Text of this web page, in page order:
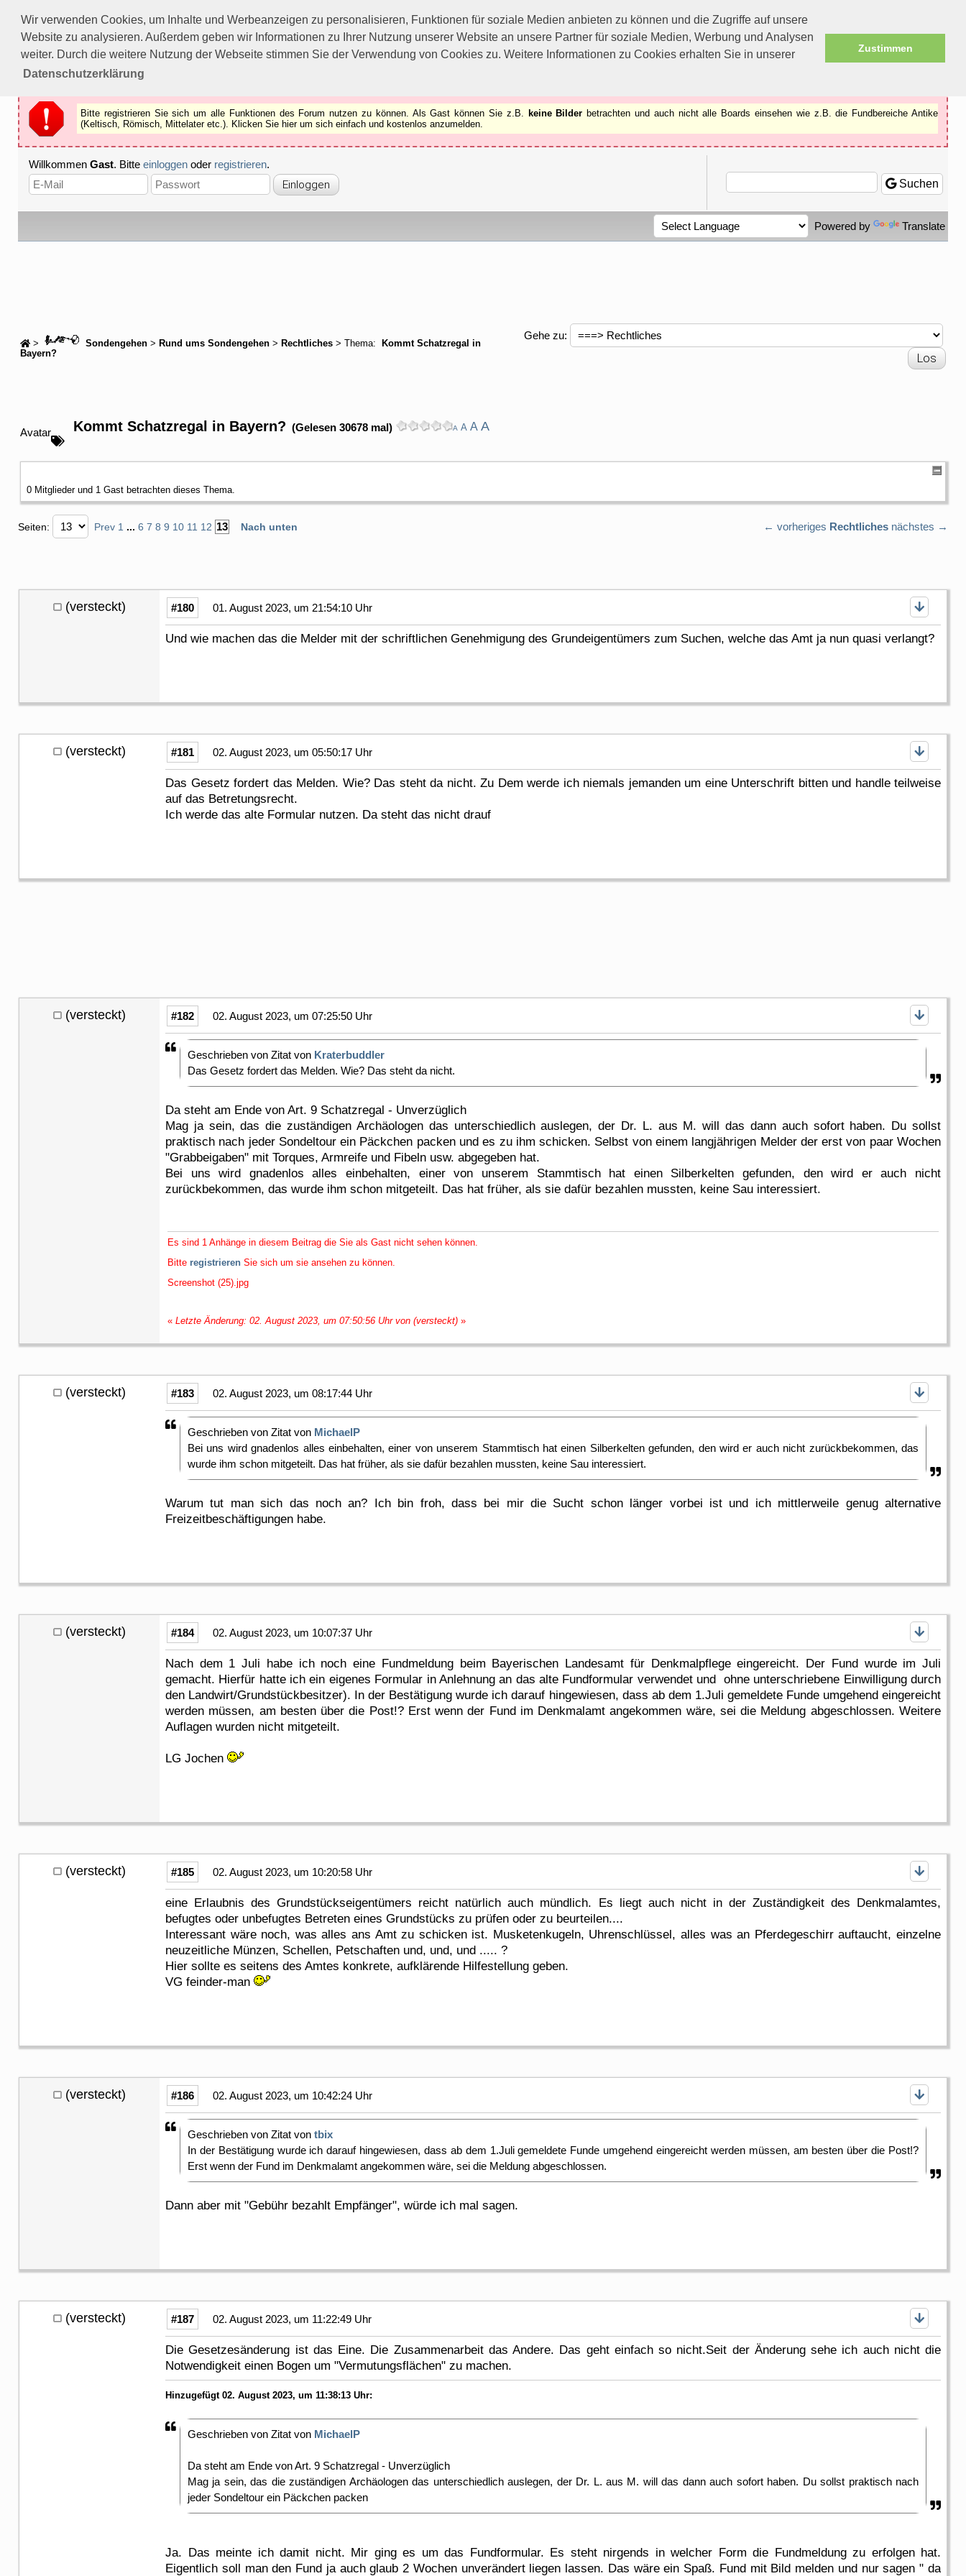
Wir verwenden Cookies, um Inhalte und Werbeanzeigen zu personalisieren, Funktionen für soziale Medien anbieten zu können und die Zugriffe auf unsere
Website zu analysieren. Außerdem geben wir Informationen zu Ihrer Nutzung unserer Website an unsere Partner für soziale Medien, Werbung und Analysen
weiter. Durch die weitere Nutzung der Webseite stimmen Sie der Verwendung von Cookies zu. Weitere Informationen zu Cookies erhalten Sie in unserer
Datenschutzerklärung
Zustimmen
Bitte registrieren Sie sich um alle Funktionen des Forums nutzen zu können.
Als Gast können Sie z.B.keine Bilderbetrachten.
Registrieren
Schliessen
Bitte registrieren Sie sich um alle Funktionen des Forum nutzen zu können. Als Gast können Sie z.B. keine Bilder betrachten und auch nicht alle Boards einsehen wie z.B. die Fundbereiche Antike
(Keltisch, Römisch, Mittelater etc.). Klicken Sie hier um sich einfach und kostenlos anzumelden.
Willkommen Gast. Bitte einloggen oder registrieren.
Suchen
Powered by Translate
> Sondengehen > Rund ums Sondengehen > Rechtliches > Thema:
Kommt Schatzregal in
Bayern?
Gehe zu:
Avatar Kommt Schatzregal in Bayern? (Gelesen 30678 mal) A A A A
0 Mitglieder und 1 Gast betrachten dieses Thema.
Seiten: Prev 1 ... 6 7 8 9 10 11 12 13 Nach unten ← vorheriges Rechtliches nächstes →
(versteckt) #180 01. August 2023, um 21:54:10 Uhr
Und wie machen das die Melder mit der schriftlichen Genehmigung des Grundeigentümers zum Suchen, welche das Amt ja nun quasi verlangt?
(versteckt) #181 02. August 2023, um 05:50:17 Uhr
Das Gesetz fordert das Melden. Wie? Das steht da nicht. Zu Dem werde ich niemals jemanden um eine Unterschrift bitten und handle teilweise
auf das Betretungsrecht.
Ich werde das alte Formular nutzen. Da steht das nicht drauf
(versteckt) #182 02. August 2023, um 07:25:50 Uhr
Geschrieben von Zitat von Kraterbuddler
Das Gesetz fordert das Melden. Wie? Das steht da nicht.
Da steht am Ende von Art. 9 Schatzregal - Unverzüglich
Mag ja sein, das die zuständigen Archäologen das unterschiedlich auslegen, der Dr. L. aus M. will das dann auch sofort haben. Du sollst
praktisch nach jeder Sondeltour ein Päckchen packen und es zu ihm schicken. Selbst von einem langjährigen Melder der erst von paar Wochen
"Grabbeigaben" mit Torques, Armreife und Fibeln usw. abgegeben hat.
Bei uns wird gnadenlos alles einbehalten, einer von unserem Stammtisch hat einen Silberkelten gefunden, den wird er auch nicht
zurückbekommen, das wurde ihm schon mitgeteilt. Das hat früher, als sie dafür bezahlen mussten, keine Sau interessiert.
Es sind 1 Anhänge in diesem Beitrag die Sie als Gast nicht sehen können.
Bitte registrieren Sie sich um sie ansehen zu können.
Screenshot (25).jpg
« Letzte Änderung: 02. August 2023, um 07:50:56 Uhr von (versteckt) »
(versteckt) #183 02. August 2023, um 08:17:44 Uhr
Geschrieben von Zitat von MichaelP
Bei uns wird gnadenlos alles einbehalten, einer von unserem Stammtisch hat einen Silberkelten gefunden, den wird er auch nicht zurückbekommen, das
wurde ihm schon mitgeteilt. Das hat früher, als sie dafür bezahlen mussten, keine Sau interessiert.
Warum tut man sich das noch an? Ich bin froh, dass bei mir die Sucht schon länger vorbei ist und ich mittlerweile genug alternative
Freizeitbeschäftigungen habe.
(versteckt) #184 02. August 2023, um 10:07:37 Uhr
Nach dem 1 Juli habe ich noch eine Fundmeldung beim Bayerischen Landesamt für Denkmalpflege eingereicht. Der Fund wurde im Juli
gemacht. Hierfür hatte ich ein eigenes Formular in Anlehnung an das alte Fundformular verwendet und ohne unterschriebene Einwilligung durch
den Landwirt/Grundstückbesitzer). In der Bestätigung wurde ich darauf hingewiesen, dass ab dem 1.Juli gemeldete Funde umgehend eingereicht
werden müssen, am besten über die Post!? Erst wenn der Fund im Denkmalamt angekommen wäre, sei die Meldung abgeschlossen. Weitere
Auflagen wurden nicht mitgeteilt.
LG Jochen
(versteckt) #185 02. August 2023, um 10:20:58 Uhr
eine Erlaubnis des Grundstückseigentümers reicht natürlich auch mündlich. Es liegt auch nicht in der Zuständigkeit des Denkmalamtes,
befugtes oder unbefugtes Betreten eines Grundstücks zu prüfen oder zu beurteilen....
Interessant wäre noch, was alles ans Amt zu schicken ist. Musketenkugeln, Uhrenschlüssel, alles was an Pferdegeschirr auftaucht, einzelne
neuzeitliche Münzen, Schellen, Petschaften und, und, und ..... ?
Hier sollte es seitens des Amtes konkrete, aufklärende Hilfestellung geben.
VG feinder-man
(versteckt) #186 02. August 2023, um 10:42:24 Uhr
Geschrieben von Zitat von tbix
In der Bestätigung wurde ich darauf hingewiesen, dass ab dem 1.Juli gemeldete Funde umgehend eingereicht werden müssen, am besten über die Post!?
Erst wenn der Fund im Denkmalamt angekommen wäre, sei die Meldung abgeschlossen.
Dann aber mit "Gebühr bezahlt Empfänger", würde ich mal sagen.
(versteckt) #187 02. August 2023, um 11:22:49 Uhr
Die Gesetzesänderung ist das Eine. Die Zusammenarbeit das Andere. Das geht einfach so nicht.Seit der Änderung sehe ich auch nicht die
Notwendigkeit einen Bogen um "Vermutungsflächen" zu machen.
Hinzugefügt 02. August 2023, um 11:38:13 Uhr:
Geschrieben von Zitat von MichaelP
Da steht am Ende von Art. 9 Schatzregal - Unverzüglich
Mag ja sein, das die zuständigen Archäologen das unterschiedlich auslegen, der Dr. L. aus M. will das dann auch sofort haben. Du sollst praktisch nach
jeder Sondeltour ein Päckchen packen
Ja. Das meinte ich damit nicht. Mir ging es um das Fundformular. Es steht nirgends in welcher Form die Fundmeldung zu erfolgen hat.
Eigentlich soll man den Fund ja auch glaub 2 Wochen unverändert liegen lassen. Das wäre ein Spaß. Fund mit Bild melden und nur sagen " da